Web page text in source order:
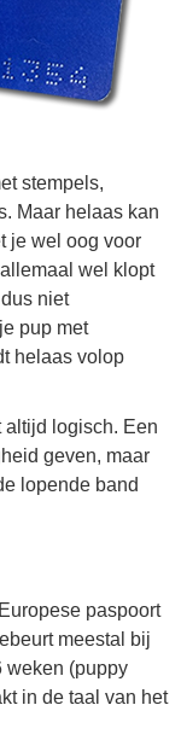
stempels,
Maar helaas kan
je wel oog voor
wel klopt
niet
pup met
helaas volop
altijd logisch. Een
geven, maar
lopende band
paspoort
meestal bij
weken (puppy
in de taal van het